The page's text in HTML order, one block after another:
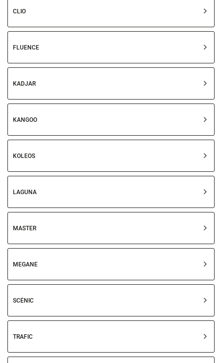
CLIO
FLUENCE
KADJAR
KANGOO
KOLEOS
LAGUNA
MASTER
MEGANE
SCÉNIC
TRAFIC